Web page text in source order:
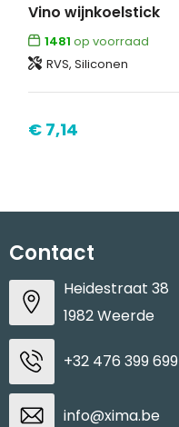
Vino wijnkoelstick
1481 op voorraad
RVS, Siliconen
€ 7,14
Contact
Heidestraat 38
1982 Weerde
+32 476 399 699
info@xima.be